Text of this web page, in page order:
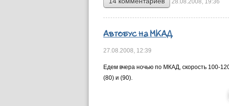
28.08.2008, 19:36
Автобус на МКАД
27.08.2008, 12:39
Едем вчера ночью по МКАД, скорость 100-
(80) и (90).